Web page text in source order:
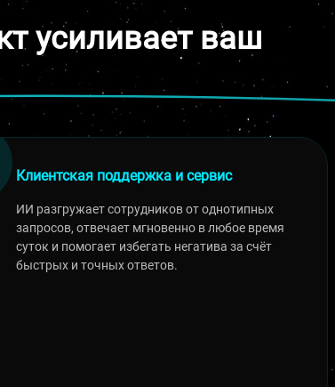
усиливает ваш
Клиентская поддержка и сервис
ИИ разгружает сотрудников от однотипных
запросов, отвечает мгновенно в любое время
суток и помогает избегать негатива за счёт
быстрых и точных ответов.